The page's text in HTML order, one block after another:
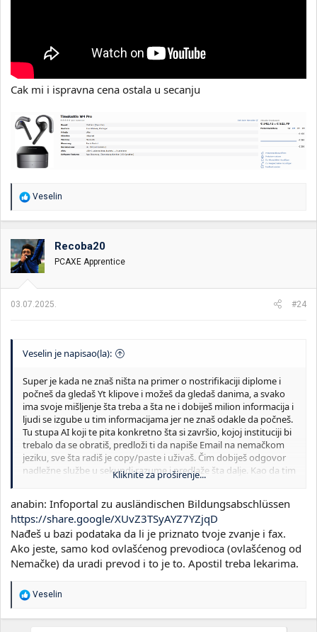
Cak mi i ispravna cena ostala u secanju
R
a
o
v
a
n
:
Veselin
Recoba20
PCAXE Apprentice
03.07.2025. #24
Veselin je napisao(la):
Super je kada ne znaš ništa na primer o nostrifikaciji diplome i
počneš da gledaš Yt klipove i možeš da gledaš danima, a svako
ima svoje mišljenje šta treba a šta ne i dobiješ milion informacija i
ljudi se izgube u tim informacijama jer ne znaš odakle da počneš.
Tu stupa AI koji te pita konkretno šta si završio, kojoj instituciji bi
trebalo da se obratiš, predloži ti da napiše Email na nemačkom
jeziku, sve šta radiš je copy/paste i uživaš. Čim dobiješ odgovor
nadležne službe u sekundi razume i predlaže šta dalje. Kao da tim
ljudi sedi sa tobom u sobi i pomaže ti.
Ili kada kreneš sa učenjem stranog jezika, kod profesora uživo
uvek ćeš imati zadršku da ne lupiš nešto (još gore kada vas je
više u grupi) ili ti je nezgodno nešto da pitaš u vezi gramatike ili
prevoda jer pravi profesor može da negoduje pa da kaže čoveče
to smo učili u osnovnoj... dok AI pomaže, objašnjava, pravi tabelu
da bi lakše razumeo i naučio.
Ima, ima dosta prednosti. Za sada dosta pomaže ali vremenom
kompanijama to će raditi jedna osoba u saradnji sa AI.
Kliknite za proširenje...
anabin: Infoportal zu ausländischen Bildungsabschlüssen
https://share.google/XUvZ3TSyAYZ7YZjqD
Nađeš u bazi podataka da li je priznato tvoje zvanje i fax.
Ako jeste, samo kod ovlašćenog prevodioca (ovlašćenog od
Nemačke) da uradi prevod i to je to. Apostil treba lekarima.
R
a
Veselin